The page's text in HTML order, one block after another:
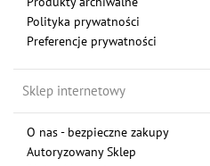
Polityka prywatności
Preferencje prywatności
Sklep internetowy
O nas - bezpieczne zakupy
Autoryzowany Sklep